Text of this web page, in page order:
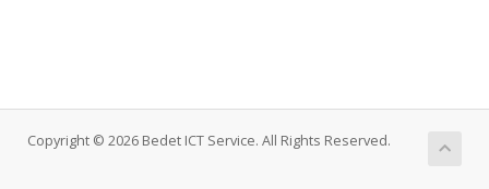
Copyright © 2026 Bedet ICT Service. All Rights Reserved.